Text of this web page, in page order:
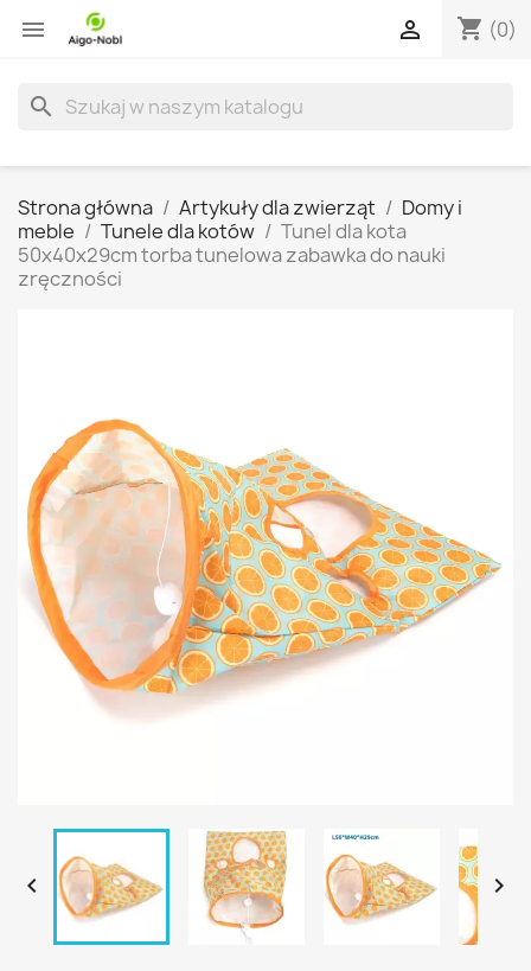
 shopping_cart (0)

search
Strona główna Artykuły dla zwierząt
Domy i
meble
Tunele dla kotów
Tunel dla kota
50x40x29cm torba tunelowa zabawka do nauki
zręczności
 